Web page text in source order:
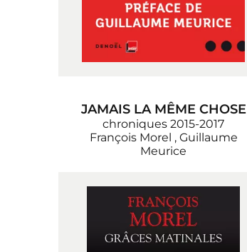
JAMAIS LA MÊME CHOSE
chroniques 2015-2017
François Morel , Guillaume
Meurice